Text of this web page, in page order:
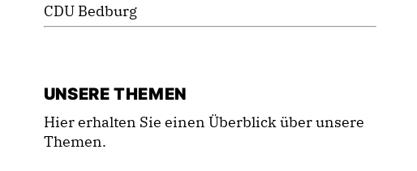
CDU Bedburg
UNSERE THEMEN
Hier erhalten Sie einen Überblick über unsere
Themen.